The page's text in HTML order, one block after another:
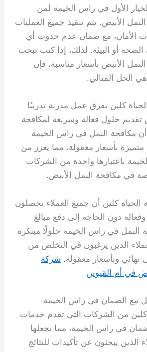
الأول في راس الخيمة لمن
الأبيض. يتم تنفيذ جميع العمليات
الأمان، مع ضمان عدم حدوث أي
أو البيئة. لذلك، إذا كنت تبحث
الأبيض بأسعار مناسبة، فإن
الحل المثالي.
كلين بفرق عمل مدربة تدريبًا
حلول فعالة وسريعة لمكافحة
أن مكافحة النمل في راس الخيمة
متميزة بأسعار معقولة، مما يعزز من
باعتبارها واحدة من الشركات
في مكافحة النمل الأبيض.
كلين أن جميع العملاء يحصلون
دون الحاجة إلى دفع مبالغ
النمل في راس الخيمة حلولًا مبتكرة
الذين يرغبون في التخلص من
نهائي وبأسعار معقولة. شركة
في أم القيوين
مع الضمان في راس الخيمة
كلين من الشركات التي تقدم خدمات
في راس الخيمة، مما يجعلها
الذين يبحثون عن تأكيدات للنتائج